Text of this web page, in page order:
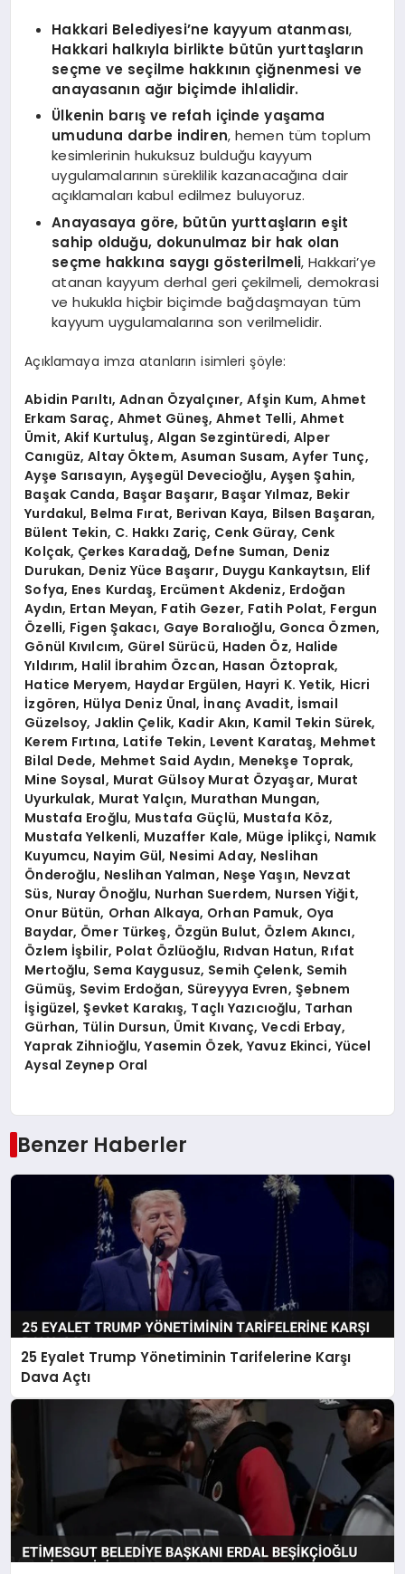
Hakkari Belediyesi’ne kayyum atanması,
Hakkari halkıyla birlikte bütün yurttaşların
seçme ve seçilme hakkının çiğnenmesi ve
anayasanın ağır biçimde ihlalidir.
Ülkenin barış ve refah içinde yaşama
umuduna darbe indiren, hemen tüm toplum
kesimlerinin hukuksuz bulduğu kayyum
uygulamalarının süreklilik kazanacağına dair
açıklamaları kabul edilmez buluyoruz.
Anayasaya göre, bütün yurttaşların eşit
sahip olduğu, dokunulmaz bir hak olan
seçme hakkına saygı gösterilmeli, Hakkari’ye
atanan kayyum derhal geri çekilmeli, demokrasi
ve hukukla hiçbir biçimde bağdaşmayan tüm
kayyum uygulamalarına son verilmelidir.
Açıklamaya imza atanların isimleri şöyle:
Abidin Parıltı, Adnan Özyalçıner, Afşin Kum, Ahmet
Erkam Saraç, Ahmet Güneş, Ahmet Telli, Ahmet
Ümit, Akif Kurtuluş, Algan Sezgintüredi, Alper
Canıgüz, Altay Öktem, Asuman Susam, Ayfer Tunç,
Ayşe Sarısayın, Ayşegül Devecioğlu, Ayşen Şahin,
Başak Canda, Başar Başarır, Başar Yılmaz, Bekir
Yurdakul, Belma Fırat, Berivan Kaya, Bilsen Başaran,
Bülent Tekin, C. Hakkı Zariç, Cenk Güray, Cenk
Kolçak, Çerkes Karadağ, Defne Suman, Deniz
Durukan, Deniz Yüce Başarır, Duygu Kankaytsın, Elif
Sofya, Enes Kurdaş, Ercüment Akdeniz, Erdoğan
Aydın, Ertan Meyan, Fatih Gezer, Fatih Polat, Fergun
Özelli, Figen Şakacı, Gaye Boralıoğlu, Gonca Özmen,
Gönül Kıvılcım, Gürel Sürücü, Haden Öz, Halide
Yıldırım, Halil İbrahim Özcan, Hasan Öztoprak,
Hatice Meryem, Haydar Ergülen, Hayri K. Yetik, Hicri
İzgören, Hülya Deniz Ünal, İnanç Avadit, İsmail
Güzelsoy, Jaklin Çelik, Kadir Akın, Kamil Tekin Sürek,
Kerem Fırtına, Latife Tekin, Levent Karataş, Mehmet
Bilal Dede, Mehmet Said Aydın, Menekşe Toprak,
Mine Soysal, Murat Gülsoy Murat Özyaşar, Murat
Uyurkulak, Murat Yalçın, Murathan Mungan,
Mustafa Eroğlu, Mustafa Güçlü, Mustafa Köz,
Mustafa Yelkenli, Muzaffer Kale, Müge İplikçi, Namık
Kuyumcu, Nayim Gül, Nesimi Aday, Neslihan
Önderoğlu, Neslihan Yalman, Neşe Yaşın, Nevzat
Süs, Nuray Önoğlu, Nurhan Suerdem, Nursen Yiğit,
Onur Bütün, Orhan Alkaya, Orhan Pamuk, Oya
Baydar, Ömer Türkeş, Özgün Bulut, Özlem Akıncı,
Özlem İşbilir, Polat Özlüoğlu, Rıdvan Hatun, Rıfat
Mertoğlu, Sema Kaygusuz, Semih Çelenk, Semih
Gümüş, Sevim Erdoğan, Süreyyya Evren, Şebnem
İşigüzel, Şevket Karakış, Taçlı Yazıcıoğlu, Tarhan
Gürhan, Tülin Dursun, Ümit Kıvanç, Vecdi Erbay,
Yaprak Zihnioğlu, Yasemin Özek, Yavuz Ekinci, Yücel
Aysal Zeynep Oral
Benzer Haberler
25 Eyalet Trump Yönetiminin Tarifelerine Karşı
Dava Açtı